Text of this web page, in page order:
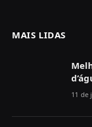
MAIS LIDAS
11 de